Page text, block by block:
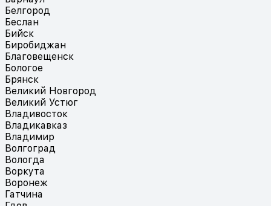
Белгород
Беслан
Бийск
Биробиджан
Благовещенск
Бологое
Брянск
Великий Новгород
Великий Устюг
Владивосток
Владикавказ
Владимир
Волгоград
Вологда
Воркута
Воронеж
Гатчина